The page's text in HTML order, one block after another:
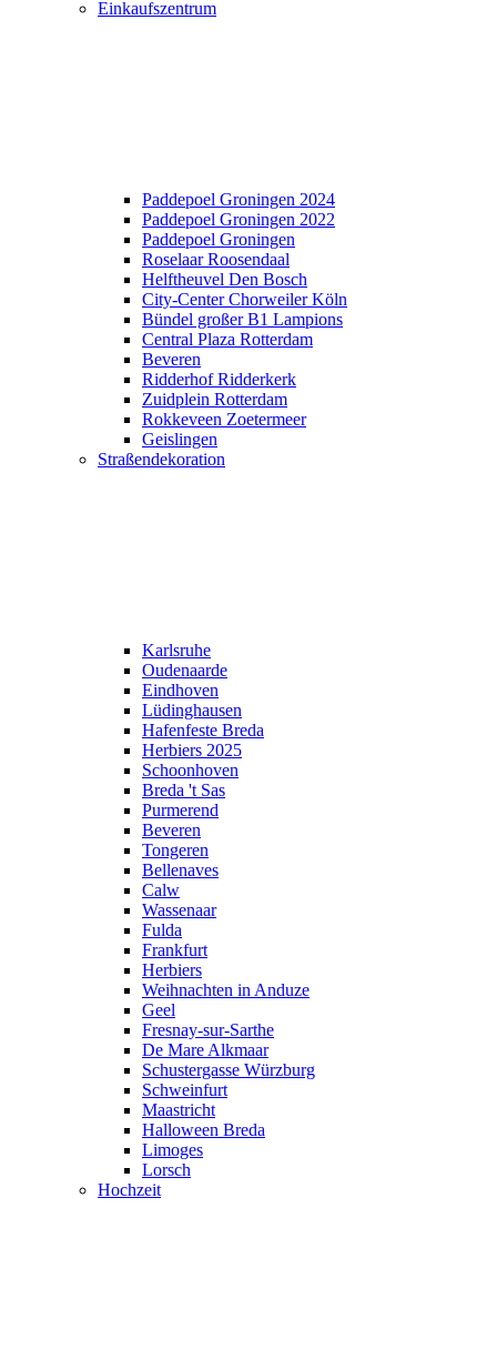
Einkaufszentrum
Paddepoel Groningen 2024
Paddepoel Groningen 2022
Paddepoel Groningen
Roselaar Roosendaal
Helftheuvel Den Bosch
City-Center Chorweiler Köln
Bündel großer B1 Lampions
Central Plaza Rotterdam
Beveren
Ridderhof Ridderkerk
Zuidplein Rotterdam
Rokkeveen Zoetermeer
Geislingen
Straßendekoration
Karlsruhe
Oudenaarde
Eindhoven
Lüdinghausen
Hafenfeste Breda
Herbiers 2025
Schoonhoven
Breda 't Sas
Purmerend
Beveren
Tongeren
Bellenaves
Calw
Wassenaar
Fulda
Frankfurt
Herbiers
Weihnachten in Anduze
Geel
Fresnay-sur-Sarthe
De Mare Alkmaar
Schustergasse Würzburg
Schweinfurt
Maastricht
Halloween Breda
Limoges
Lorsch
Hochzeit